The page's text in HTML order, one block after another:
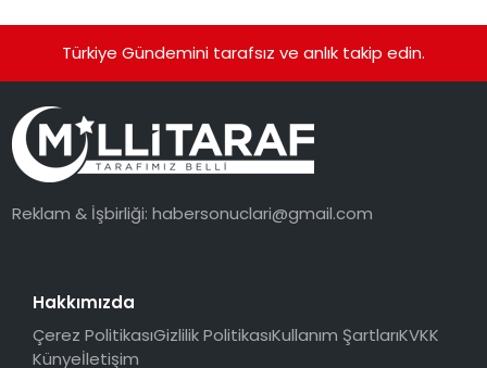
Türkiye Gündemini tarafsız ve anlık takip edin.
Reklam & İşbirliği:habersonuclari@gmail.com
Hakkımızda
Çerez PolitikasıGizlilik PolitikasıKullanım ŞartlarıKVKK
Künyeİletişim